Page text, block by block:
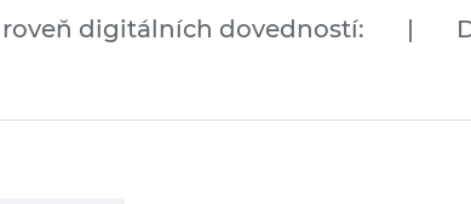
digitálních dovedností: |